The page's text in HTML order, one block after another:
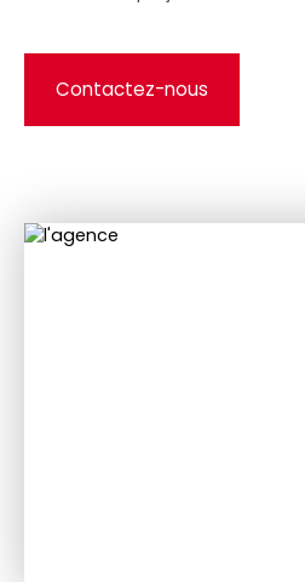
Contactez-nous